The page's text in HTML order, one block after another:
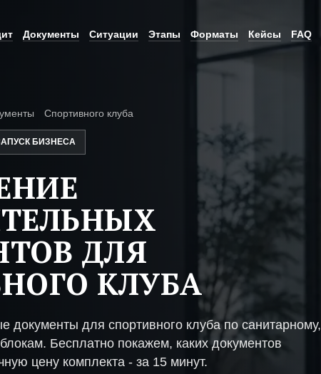
Документы Ситуации Этапы Форматы Кейсы FAQ
Спортивного клуба
БИЗНЕСА
ДЛЯ
КЛУБА
документы для спортивного клуба по санитарному,
Бесплатно покажем, каких документов
цену комплекта - за 15 минут.